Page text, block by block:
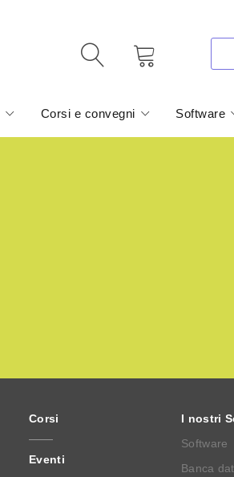
Corsi e convegni Software
Corsi
Eventi
I nostri
Software
Banca